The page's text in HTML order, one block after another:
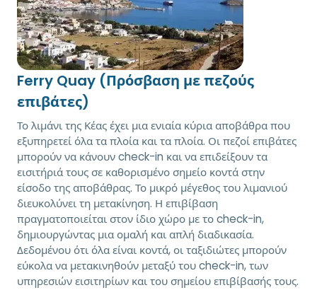
Ferry Quay (Πρόσβαση με πεζούς
επιβάτες)
Το λιμάνι της Κέας έχει μια ενιαία κύρια αποβάθρα που
εξυπηρετεί όλα τα πλοία και τα πλοία. Οι πεζοί επιβάτες
μπορούν να κάνουν check-in και να επιδείξουν τα
εισιτήριά τους σε καθορισμένο σημείο κοντά στην
είσοδο της αποβάθρας. Το μικρό μέγεθος του λιμανιού
διευκολύνει τη μετακίνηση. Η επιβίβαση
πραγματοποιείται στον ίδιο χώρο με το check-in,
δημιουργώντας μια ομαλή και απλή διαδικασία.
Δεδομένου ότι όλα είναι κοντά, οι ταξιδιώτες μπορούν
εύκολα να μετακινηθούν μεταξύ του check-in, των
υπηρεσιών εισιτηρίων και του σημείου επιβίβασής τους.